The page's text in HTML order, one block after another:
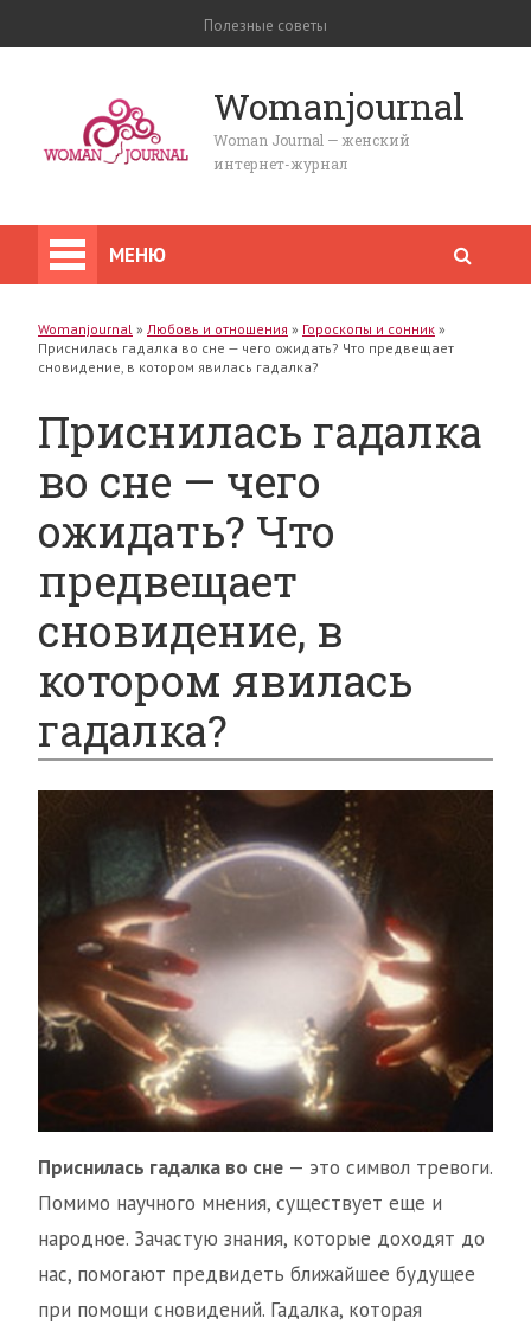
Полезные советы
Womanjournal
Woman Journal — женский
интернет-журнал
МЕНЮ
Womanjournal » Любовь и отношения » Гороскопы и сонник »
Приснилась гадалка во сне — чего ожидать? Что предвещает
сновидение, в котором явилась гадалка?
Приснилась гадалка
во сне — чего
ожидать? Что
предвещает
сновидение, в
котором явилась
гадалка?
Приснилась гадалка во сне — это символ тревоги.
Помимо научного мнения, существует еще и
народное. Зачастую знания, которые доходят до
нас, помогают предвидеть ближайшее будущее
при помощи сновидений. Гадалка, которая